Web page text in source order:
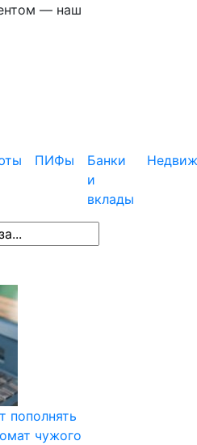
— наш
ПИФы
Банки
и
вклады
пополнять
чужого